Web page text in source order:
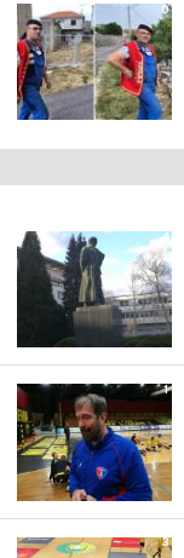
0
4
1
3